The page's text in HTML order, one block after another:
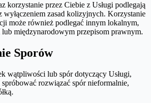
korzystanie przez Ciebie z Usługi podlegają
wyłączeniem zasad kolizyjnych. Korzystanie
może również podlegać innym lokalnym,
międzynarodowym przepisom prawnym.
Sporów
wątpliwości lub spór dotyczący Usługi,
rozwiązać spór nieformalnie,